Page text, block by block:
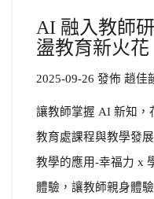
AI 融入教師
盪教育新火花
2025-09-26 發佈 趙佳
讓教師掌握 AI 新知，
教育處課程與教學發
教學的應用-幸福力 x
體驗，讓教師親身體